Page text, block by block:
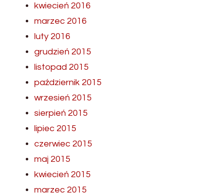
kwiecień 2016
marzec 2016
luty 2016
grudzień 2015
listopad 2015
październik 2015
wrzesień 2015
sierpień 2015
lipiec 2015
czerwiec 2015
maj 2015
kwiecień 2015
marzec 2015